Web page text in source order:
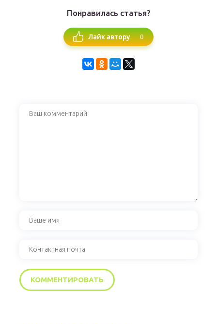
Понравилась статья?
Лайк автору 0